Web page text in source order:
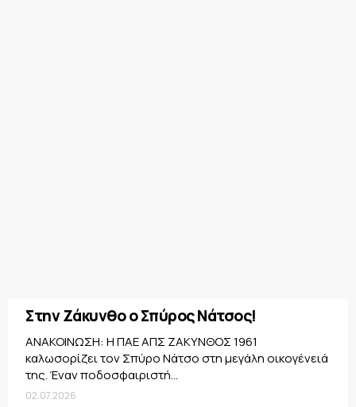
Στην Ζάκυνθο ο Σπύρος Νάτσος!
ΑΝΑΚΟΙΝΩΣΗ: Η ΠΑΕ ΑΠΣ ΖΑΚΥΝΘΟΣ 1961
καλωσορίζει τον Σπύρο Νάτσο στη μεγάλη οικογένειά
της. Έναν ποδοσφαιριστή...
02.07.2026